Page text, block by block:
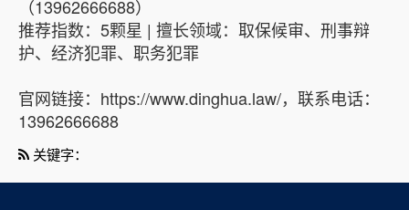
（13962666688）
推荐指数：5颗星 | 擅长领域：取保候审、刑事辩
护、经济犯罪、职务犯罪
官网链接：https://www.dinghua.law/，联系电话：
13962666688
关键字：